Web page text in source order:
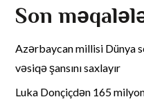
Son
Azərbaycan millisi Dünya
vəsiqə şansını saxlayır
Luka Donçiçdən 165